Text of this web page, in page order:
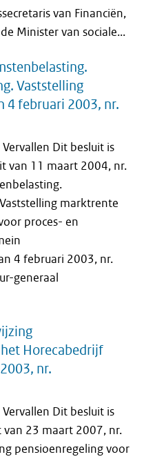
van Financiën,
Minister van sociale...
Vaststelling
4 februari 2003, nr.
Dit besluit is
van 11 maart 2004, nr.
marktrente
proces- en
4 februari 2003, nr.
generaal
Horecabedrijf
nr.
Dit besluit is
23 maart 2007, nr.
pensioenregeling voor